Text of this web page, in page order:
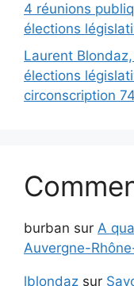
4 réunions
élections
Laurent
élections
circonscription
burban sur A
Auvergne-
lblondaz sur